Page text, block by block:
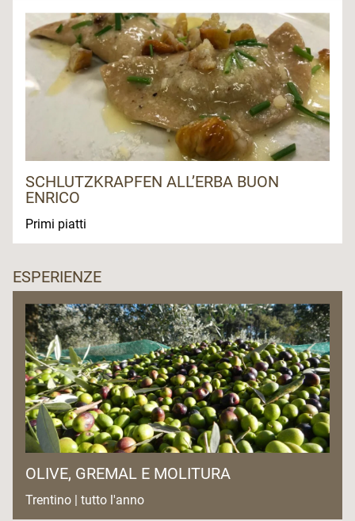
SCHLUTZKRAPFEN ALL’ERBA BUON
ENRICO
Primi piatti
ESPERIENZE
OLIVE, GREMAL E MOLITURA
Trentino | tutto l'anno